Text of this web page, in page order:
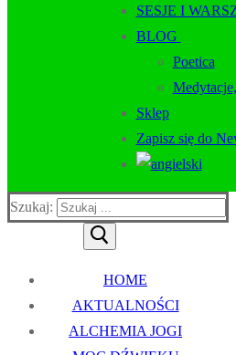
SESJE I
BLOG
Poetica
Sklep
Zapisz się do
Szukaj:
HOME
AKTUALNOŚCI
ALCHEMIA JOGI